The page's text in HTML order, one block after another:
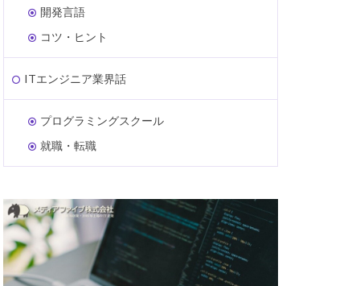
開発言語
コツ・ヒント
ITエンジニア業界話
プログラミングスクール
就職・転職